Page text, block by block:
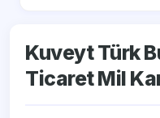
Kuveyt Türk
Ticaret Mil